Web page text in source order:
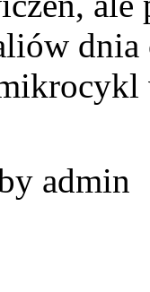
admin